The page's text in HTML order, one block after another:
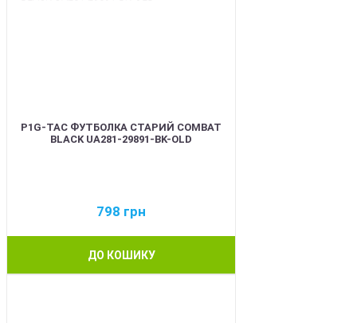
P1G-TAC ФУТБОЛКА СТАРИЙ COMBAT
BLACK UA281-29891-BK-OLD
798 грн
ДО КОШИКУ